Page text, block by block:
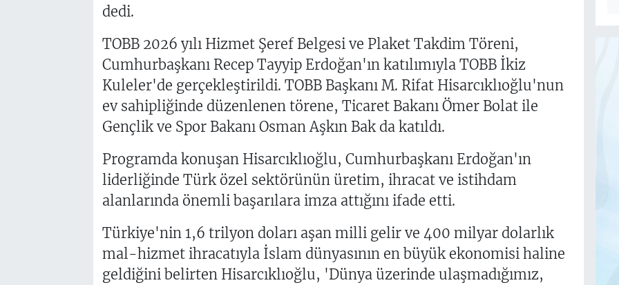
dedi.
TOBB 2026 yılı Hizmet Şeref Belgesi ve Plaket Takdim Töreni,
Cumhurbaşkanı Recep Tayyip Erdoğan'ın katılımıyla TOBB İkiz
Kuleler'de gerçekleştirildi. TOBB Başkanı M. Rifat Hisarcıklıoğlu'nun
ev sahipliğinde düzenlenen törene, Ticaret Bakanı Ömer Bolat ile
Gençlik ve Spor Bakanı Osman Aşkın Bak da katıldı.
Programda konuşan Hisarcıklıoğlu, Cumhurbaşkanı Erdoğan'ın
liderliğinde Türk özel sektörünün üretim, ihracat ve istihdam
alanlarında önemli başarılara imza attığını ifade etti.
Türkiye'nin 1,6 trilyon doları aşan milli gelir ve 400 milyar dolarlık
mal-hizmet ihracatıyla İslam dünyasının en büyük ekonomisi haline
geldiğini belirten Hisarcıklıoğlu, 'Dünya üzerinde ulaşmadığımız,